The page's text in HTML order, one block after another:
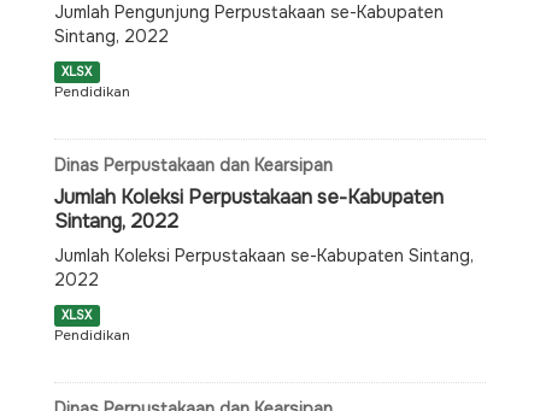
Jumlah Pengunjung Perpustakaan se-Kabupaten
Sintang, 2022
XLSX
Pendidikan
Dinas Perpustakaan dan Kearsipan
Jumlah Koleksi Perpustakaan se-Kabupaten
Sintang, 2022
Jumlah Koleksi Perpustakaan se-Kabupaten Sintang,
2022
XLSX
Pendidikan